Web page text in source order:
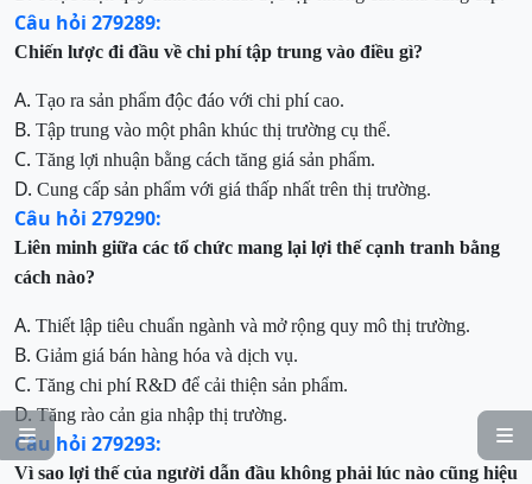


Câu hỏi 279289:
Chiến lược đi đầu về chi phí tập trung vào điều gì?
A. Tạo ra sản phẩm độc đáo với chi phí cao.
B. Tập trung vào một phân khúc thị trường cụ thể.
C. Tăng lợi nhuận bằng cách tăng giá sản phẩm.
D. Cung cấp sản phẩm với giá thấp nhất trên thị trường.
Câu hỏi 279290:
Liên minh giữa các tổ chức mang lại lợi thế cạnh tranh bằng
cách nào?
A. Thiết lập tiêu chuẩn ngành và mở rộng quy mô thị trường.
B. Giảm giá bán hàng hóa và dịch vụ.
C. Tăng chi phí R&D để cải thiện sản phẩm.
D.Tăng rào cản gia nhập thị trường.
Câu hỏi 279293:
Vì sao lợi thế của người dẫn đầu không phải lúc nào cũng hiệu